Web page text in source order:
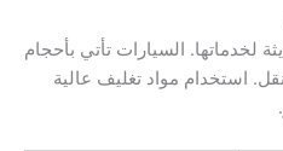
لخدماتها. السيارات تأتي بأحجام
استخدام مواد تغليف عالية